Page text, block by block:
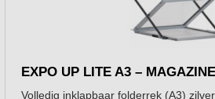
EXPO UP LITE A3 –
Volledig inklapbaar folderrek (A3)